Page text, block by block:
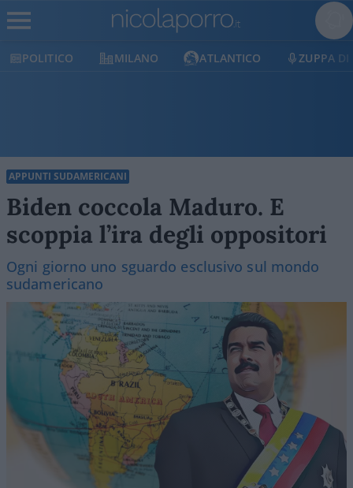
MILANO ATLANTICO ZUPPA DI
APPUNTI SUDAMERICANI
Biden coccola Maduro. E
scoppia l’ira degli oppositori
Ogni giorno uno sguardo esclusivo sul mondo
sudamericano